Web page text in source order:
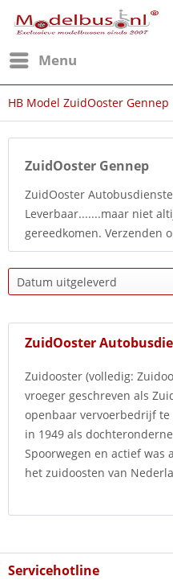
Menu
HB Model ZuidOoster Gennep
ZuidOoster Gennep
ZuidOoster
Leverbaar.......maar niet
gereedkomen. Verzenden
ZuidOoster
Zuidooster (volledig:
vroeger geschreven als
openbaar vervoerbedrijf
in 1949 als
Spoorwegen en actief
het zuidoosten van
Servicehotline